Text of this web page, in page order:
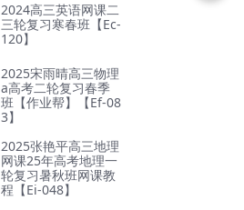
2024高三英语网课二
三轮复习寒春班【Ec-
120】
2025宋雨晴高三物理
a高考二轮复习春季
班【作业帮】【Ef-08
3】
2025张艳平高三地理
网课25年高考地理一
轮复习暑秋班网课教
程【Ei-048】